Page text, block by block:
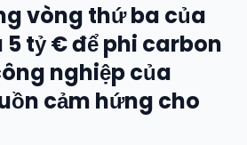
vòng thứ ba của
tỷ € để phi carbon
nghiệp của
cảm hứng cho